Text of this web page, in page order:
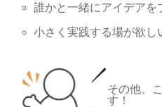
誰かと一緒にアイデアを
小さく実践する場が欲し
その他、
す！